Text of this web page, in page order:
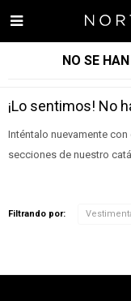

NO SE
¡Lo sentimos! No
Inténtalo nuevamente
secciones de nuestro
Filtrando por: